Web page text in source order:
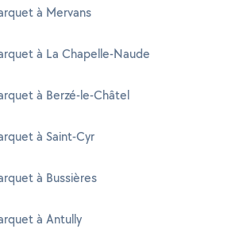
à Mervans
à La Chapelle-Naude
à Berzé-le-Châtel
à Saint-Cyr
à Bussières
à Antully